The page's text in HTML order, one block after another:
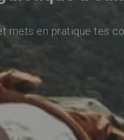
mets en pratique tes